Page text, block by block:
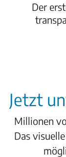
Der
Jetzt
Millionen
Das